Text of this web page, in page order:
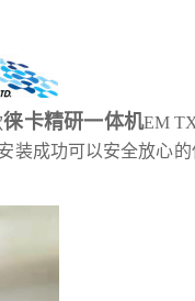
徕卡精研一体机EM
装成功可以安全放心